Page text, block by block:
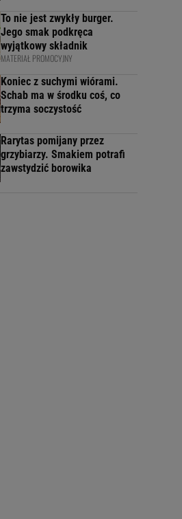
To nie jest zwykły burger.
Jego smak podkręca
wyjątkowy składnik
MATERIAŁ PROMOCYJNY
Koniec z suchymi wiórami.
Schab ma w środku coś, co
trzyma soczystość
Rarytas pomijany przez
grzybiarzy. Smakiem potrafi
zawstydzić borowika